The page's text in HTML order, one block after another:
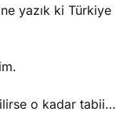
yazık ki Türkiye
o kadar tabii…